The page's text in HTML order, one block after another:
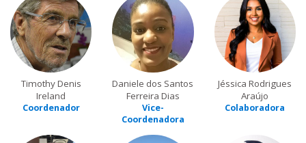
Timothy Denis
Ireland
Coordenador
Daniele dos Santos
Ferreira Dias
Vice-
Coordenadora
Jéssica Rodrigues
Araújo
Colaboradora